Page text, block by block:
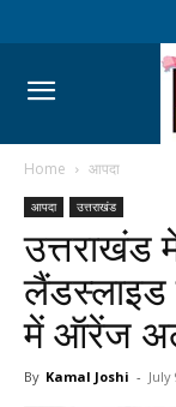
Home आपदा
आपदा उत्तराखंड
उत्तराखंड
लैंडस्लाइड
में ऑरेंज
By Kamal Joshi - July